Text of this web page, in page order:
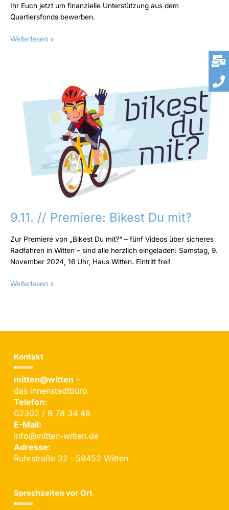
Ihr Euch jetzt um finanzielle Unterstützung aus dem
Quartiersfonds bewerben.
Weiterlesen »
9.11. // Premiere: Bikest Du mit?
Zur Premiere von „Bikest Du mit?“ – fünf Videos über sicheres
Radfahren in Witten – sind alle herzlich eingeladen: Samstag, 9.
November 2024, 16 Uhr, Haus Witten. Eintritt frei!
Premiere:
Bikest
Weiterlesen »
Kontakt
mitten@witten –
das innenstadtbüro
Telefon:
02302 / 9 78 34 48
E-Mail:
info@mitten-witten.de
Adresse:
Ruhrstraße 32 · 58452 Witten
Sprechzeiten vor Ort